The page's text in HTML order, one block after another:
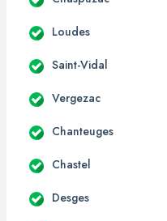
Loudes
Saint-Vidal
Vergezac
Chanteuges
Chastel
Desges